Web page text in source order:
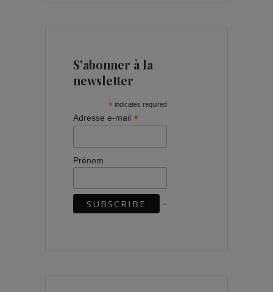
S'abonner à la
newsletter
* indicates required
Adresse e-mail *
Prénom